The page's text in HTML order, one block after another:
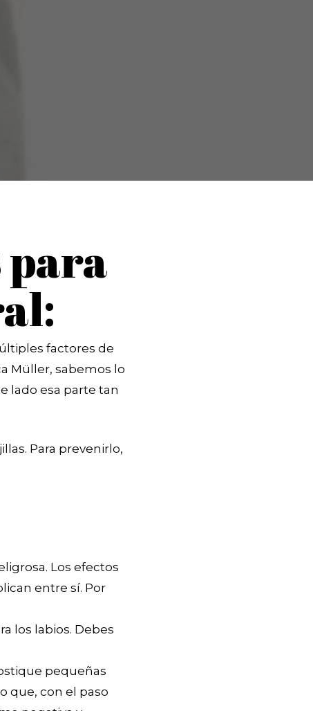
para
factores de
Müller, sabemos lo
lado esa parte tan
Para prevenirlo,
Los efectos
entre sí. Por
los labios. Debes
pequeñas
que, con el paso